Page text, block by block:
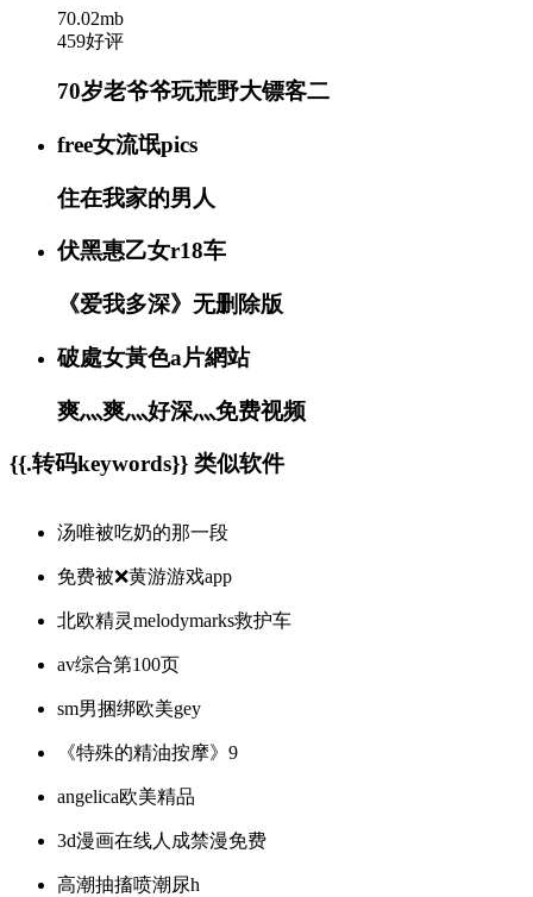
70.02mb
459好评
70岁老爷爷玩荒野大镖客二
free女流氓pics
住在我家的男人
伏黑惠乙女r18车
《爱我多深》无删除版
破處女黃色a片網站
爽灬爽灬好深灬免费视频
{{.转码keywords}} 类似软件
汤唯被吃奶的那一段
免费被❌黄游游戏app
北欧精灵melodymarks救护车
av综合第100页
sm男捆绑欧美gey
《特殊的精油按摩》9
angelica欧美精品
3d漫画在线人成禁漫免费
高潮抽搐喷潮尿h